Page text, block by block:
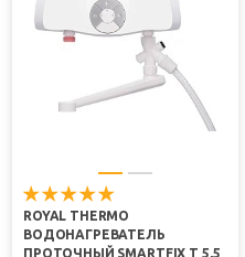
ROYAL THERMO
ВОДОНАГРЕВАТЕЛЬ
ПРОТОЧНЫЙ SMARTFIX T 5,5